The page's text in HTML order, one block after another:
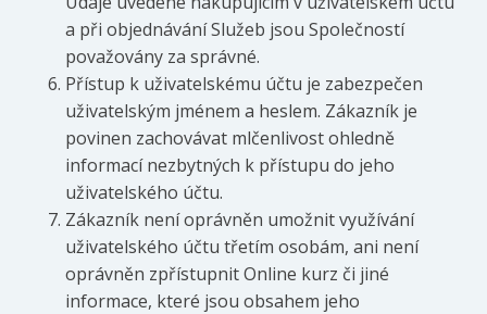
a při objednávání Služeb jsou Společností
považovány za správné.
Přístup k uživatelskému účtu je zabezpečen
uživatelským jménem a heslem. Zákazník je
povinen zachovávat mlčenlivost ohledně
informací nezbytných k přístupu do jeho
uživatelského účtu.
Zákazník není oprávněn umožnit využívání
uživatelského účtu třetím osobám, ani není
oprávněn zpřístupnit Online kurz či jiné
informace, které jsou obsahem jeho